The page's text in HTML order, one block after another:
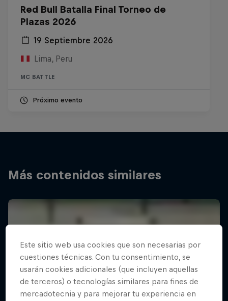
Red Bull Batalla Final Torneo de
Plazas 2026
19 Septiembre 2026
Lima, Peru
MC BATTLE
Próximo evento
Más contenidos similares
Este sitio web usa cookies que son necesarias por
cuestiones técnicas. Con tu consentimiento, se
usarán cookies adicionales (que incluyen aquellas
de terceros) o tecnologías similares para fines de
mercadotecnia y para mejorar tu experiencia en